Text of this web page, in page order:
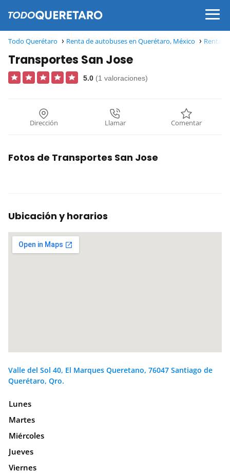
Todo Querétaro Renta de autobuses en Querétaro, México Renta
Transportes San Jose
5.0 (1 valoraciones)
Dirección Llamar Comentar
Fotos de Transportes San Jose
Ubicación y horarios
Valle del Sol 40, El Marques Queretano, 76047 Santiago de
Querétaro, Qro.
Lunes
Martes
Miércoles
Jueves
Viernes